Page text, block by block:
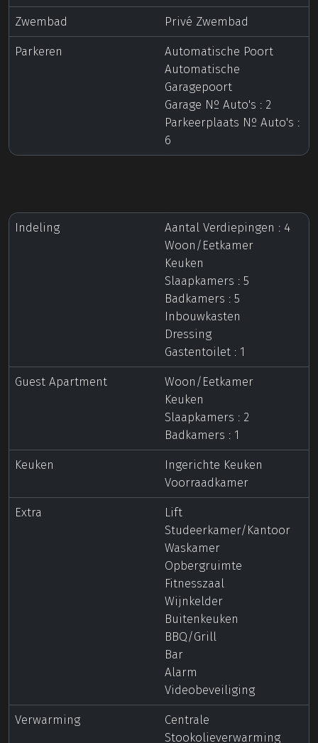
Zwembad
Privé Zwembad
Parkeren
Automatische Poort
Automatische
Garagepoort
Garage Nº Auto's : 2
Parkeerplaats Nº Auto's :
6
Indeling
Aantal Verdiepingen : 4
Woon/Eetkamer
Keuken
Slaapkamers : 5
Badkamers : 5
Inbouwkasten
Dressing
Gastentoilet : 1
Guest Apartment
Woon/Eetkamer
Keuken
Slaapkamers : 2
Badkamers : 1
Keuken
Ingerichte Keuken
Voorraadkamer
Extra
Lift
Studeerkamer/Kantoor
Waskamer
Opbergruimte
Fitnesszaal
Wijnkelder
Buitenkeuken
BBQ/Grill
Bar
Alarm
Videobeveiliging
Verwarming
Centrale
Stookolieverwarming